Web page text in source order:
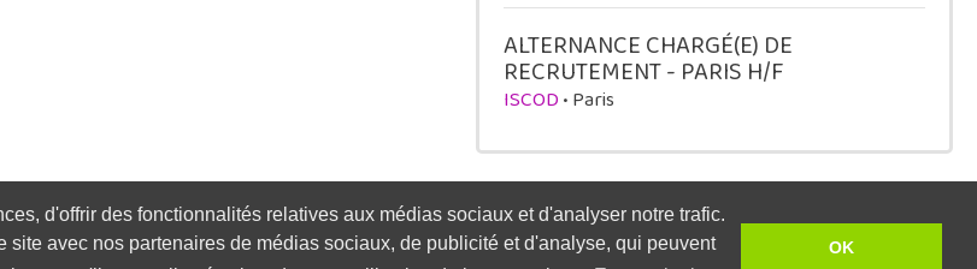
d'offrir des fonctionnalités relatives aux médias sociaux et d'analyser notre trafic.
avec nos partenaires de médias sociaux, de publicité et d'analyse, qui peuvent
OK
ALTERNANCE CHARGÉ(E) DE
RECRUTEMENT - PARIS H/F
ISCOD• Paris